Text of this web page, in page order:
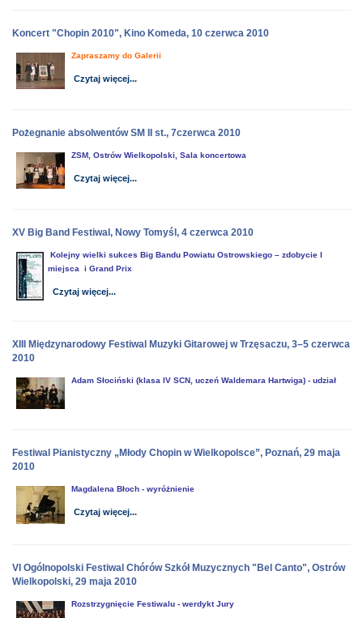
Koncert "Chopin 2010", Kino Komeda, 10 czerwca 2010
Zapraszamy do Galerii
Czytaj więcej...
Pożegnanie absolwentów SM II st., 7czerwca 2010
ZSM, Ostrów Wielkopolski, Sala koncertowa
Czytaj więcej...
XV Big Band Festiwal, Nowy Tomyśl, 4 czerwca 2010
Kolejny wielki sukces Big Bandu Powiatu Ostrowskiego – zdobycie I
miejsca i Grand Prix
Czytaj więcej...
XIII Międzynarodowy Festiwal Muzyki Gitarowej w Trzęsaczu, 3–5 czerwca
2010
Adam Słociński (klasa IV SCN, uczeń Waldemara Hartwiga) - udział
Festiwal Pianistyczny „Młody Chopin w Wielkopolsce”, Poznań, 29 maja
2010
Magdalena Błoch - wyróżnienie
Czytaj więcej...
VI Ogólnopolski Festiwal Chórów Szkół Muzycznych "Bel Canto", Ostrów
Wielkopolski, 29 maja 2010
Rozstrzygnięcie Festiwalu - werdykt Jury